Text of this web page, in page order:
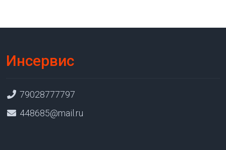
Инсервис
79028777797
448685@mail.ru